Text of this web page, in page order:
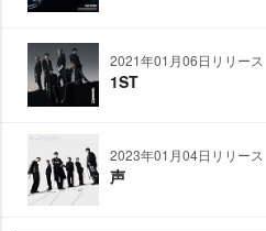
2021年01月06日リリース
1ST
2023年01月04日リリース
声